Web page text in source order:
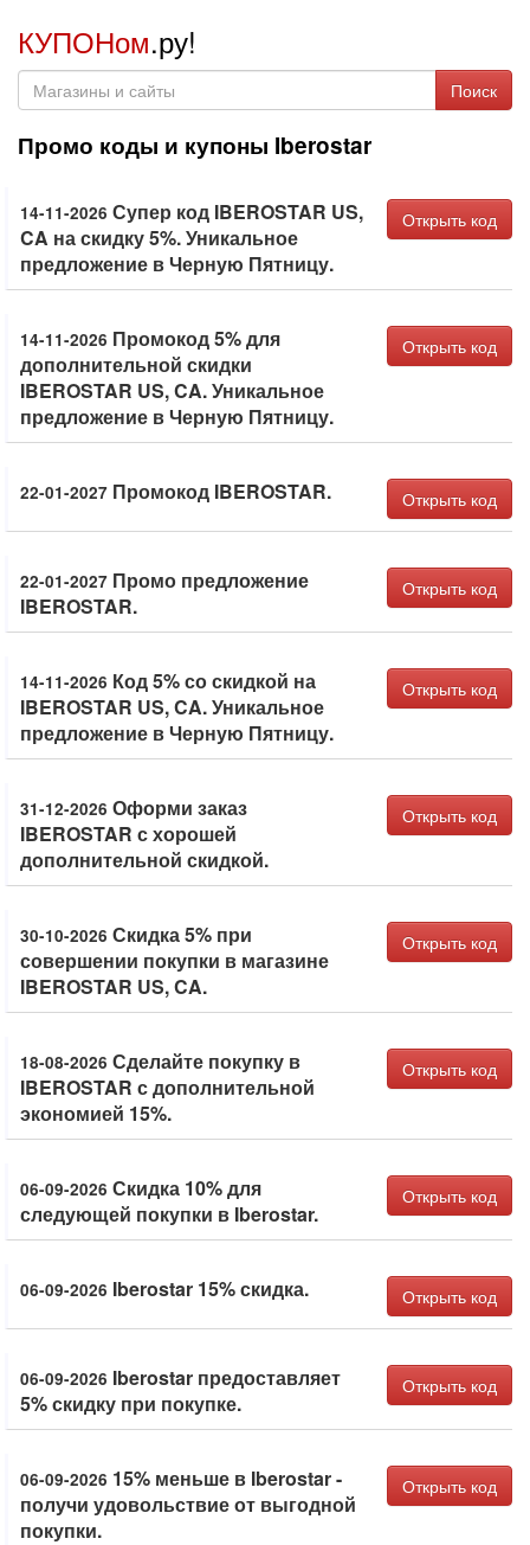
КУПОНом.ру!
Поиск
Промо коды и купоны Iberostar
14-11-2026 Супер код IBEROSTAR US,
CA на скидку 5%. Уникальное
предложение в Черную Пятницу.
Открыть код
14-11-2026 Промокод 5% для
дополнительной скидки
IBEROSTAR US, CA. Уникальное
предложение в Черную Пятницу.
Открыть код
22-01-2027 Промокод IBEROSTAR. Открыть код
22-01-2027 Промо предложение
IBEROSTAR.
Открыть код
14-11-2026 Код 5% со скидкой на
IBEROSTAR US, CA. Уникальное
предложение в Черную Пятницу.
Открыть код
31-12-2026 Оформи заказ
IBEROSTAR с хорошей
дополнительной скидкой.
Открыть код
30-10-2026 Скидка 5% при
совершении покупки в магазине
IBEROSTAR US, CA.
Открыть код
18-08-2026 Сделайте покупку в
IBEROSTAR с дополнительной
экономией 15%.
Открыть код
06-09-2026 Скидка 10% для
следующей покупки в Iberostar.
Открыть код
06-09-2026 Iberostar 15% скидка. Открыть код
06-09-2026 Iberostar предоставляет
5% скидку при покупке.
Открыть код
06-09-2026 15% меньше в Iberostar -
получи удовольствие от выгодной
покупки.
Открыть код